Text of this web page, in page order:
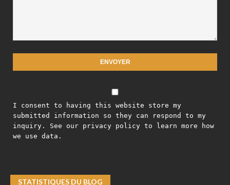
I consent to having this website store my
submitted information so they can respond to my
inquiry. See our privacy policy to learn more how
we use data.
STATISTIQUES DU BLOG